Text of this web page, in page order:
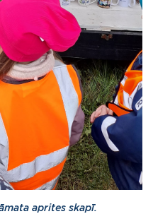
aprites skapī.